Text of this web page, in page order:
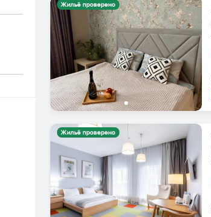
Уникальное
Жильё проверено
Жильё проверено